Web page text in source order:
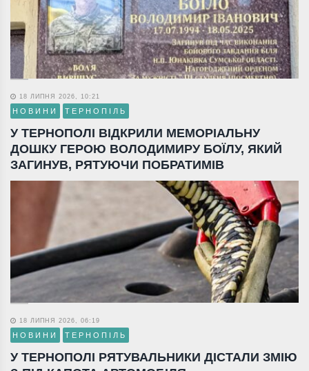
18 ЛИПНЯ 2026, 10:21
НОВИНИ ТЕРНОПІЛЬ
У ТЕРНОПОЛІ ВІДКРИЛИ МЕМОРІАЛЬНУ
ДОШКУ ГЕРОЮ ВОЛОДИМИРУ БОЇЛУ, ЯКИЙ
ЗАГИНУВ, РЯТУЮЧИ ПОБРАТИМІВ
18 ЛИПНЯ 2026, 06:19
НОВИНИ ТЕРНОПІЛЬ
У ТЕРНОПОЛІ РЯТУВАЛЬНИКИ ДІСТАЛИ ЗМІЮ